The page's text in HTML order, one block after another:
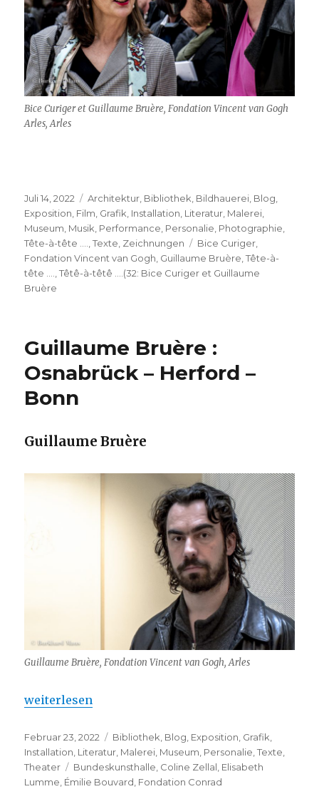
Bice Curiger et Guillaume Bruère, Fondation Vincent van Gogh
Arles, Arles
Veröffentlicht
am
Juli 14, 2022 Kategorien
Architektur, Bibliothek, Bildhauerei, Blog,
Exposition, Film, Grafik, Installation, Literatur, Malerei,
Museum, Musik, Performance, Personalie, Photographie,
Tête-à-tête ….,Texte, Zeichnungen Schlagwörter
Bice Curiger,
Fondation Vincent van Gogh, Guillaume Bruère,Tête-à-
tête ….,Têtê-à-têtê ….(32: Bice Curiger et Guillaume
Bruère
Guillaume Bruère :
Osnabrück – Herford –
Bonn
Guillaume Bruère
Guillaume Bruère, Fondation Vincent van Gogh, Arles
„Guillaume Bruère : Osnabrück – Herford – Bonn“
weiterlesen
Veröffentlicht
am
Februar 23, 2022 Kategorien
Bibliothek Blog Exposition Grafik
Installation Literatur Malerei Museum Personalie ,Texte
Theater
Schlagwörter
Bundeskunsthalle Coline Zellal Elisabeth
Lumme Émilie Bouvard Fondation Conrad